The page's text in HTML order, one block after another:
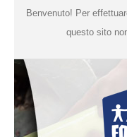
Benvenuto! Per
questo sito